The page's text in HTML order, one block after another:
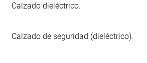
Calzado dieléctrico.
Calzado de seguridad (dieléctrico).